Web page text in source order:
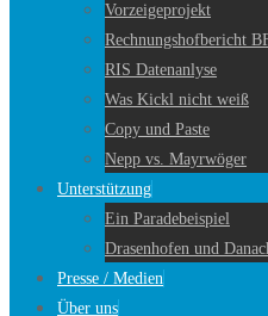
Vorzeigeprojekt
Rechnungshofbericht
RIS Datenanlyse
Was Kickl nicht weiß
Copy und Paste
Nepp vs. Mayrwöger
Unterstützung
Ein Paradebeispiel
Drasenhofen und
Presse / Medien
Über uns